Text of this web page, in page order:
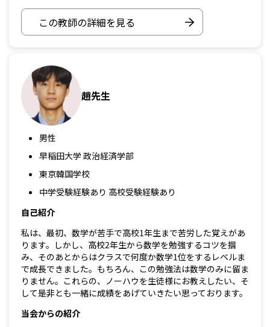
この教師の詳細を見る
趙先生
男性
早稲田大学 政治経済学部
東京韓国学校
中学受験経験あり 高校受験経験あり
自己紹介
私は、最初、数学が苦手で高校1年生まで苦労した覚えがあ
ります。しかし、高校2年生から数学を勉強するコツを掴
み、そのあとからはクラスで何度か数学1位をするレベルま
で成長できました。もちろん、この勉強法は数学のみに留ま
りません。これらの、ノーハウを生徒様にお教えしたい、そ
して是非とも一緒に成績をあげていきたい思っております。
当会からの紹介